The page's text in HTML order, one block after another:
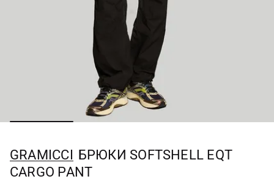
GRAMICCI БРЮКИ SOFTSHELL EQT
CARGO PANT